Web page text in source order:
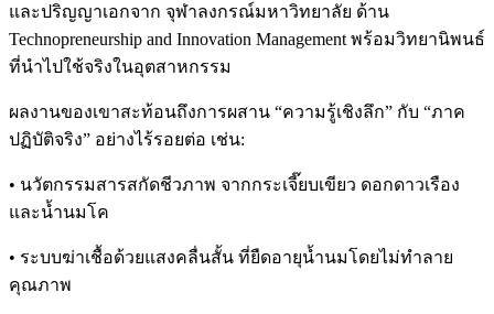
และปริญญาเอกจาก จุฬาลงกรณ์มหาวิทยาลัย ด้าน
Technopreneurship and Innovation Management พร้อมวิทยานิพนธ์
ที่นำไปใช้จริงในอุตสาหกรรม
ผลงานของเขาสะท้อนถึงการผสาน “ความรู้เชิงลึก” กับ “ภาค
ปฏิบัติจริง” อย่างไร้รอยต่อ เช่น:
• นวัตกรรมสารสกัดชีวภาพ จากกระเจี๊ยบเขียว ดอกดาวเรือง
และน้ำนมโค
• ระบบฆ่าเชื้อด้วยแสงคลื่นสั้น ที่ยืดอายุน้ำนมโดยไม่ทำลาย
คุณภาพ